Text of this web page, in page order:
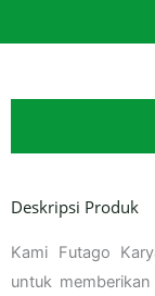
Deskripsi Produk
Kami Futago
untuk